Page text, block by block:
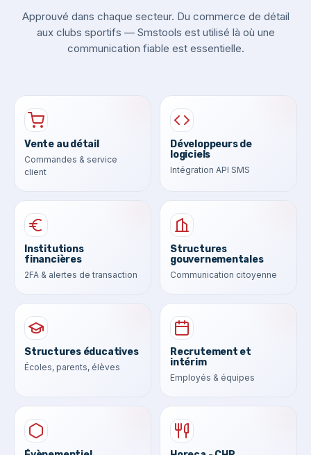
Approuvé dans chaque secteur. Du commerce de détail
aux clubs sportifs — Smstools est utilisé là où une
communication fiable est essentielle.
Vente au détail
Commandes & service
client
Développeurs de
logiciels
Intégration API SMS
Institutions
financières
2FA & alertes de transaction
Structures
gouvernementales
Communication citoyenne
Structures éducatives
Écoles, parents, élèves
Recrutement et
intérim
Employés & équipes